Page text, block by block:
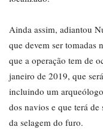
Ainda assim, adiantou
que devem ser tomadas
que a operação tem de
janeiro de 2019, que
incluindo um
dos navios e que terá
da selagem do furo.